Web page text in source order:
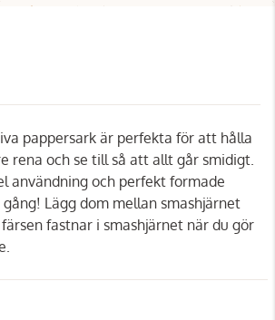
pappersark är perfekta för att hålla
rena och se till så att allt går smidigt.
användning och perfekt formade
Lägg dom mellan smashjärnet
fastnar i smashjärnet när du gör